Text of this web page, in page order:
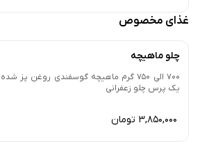
غذای مخصوص
چلو ماهیچه
700 الی 750 گرم ماهیچه گوسفندی روغن پز
یک پرس چلو زعفرانی
3,850,000 تومان